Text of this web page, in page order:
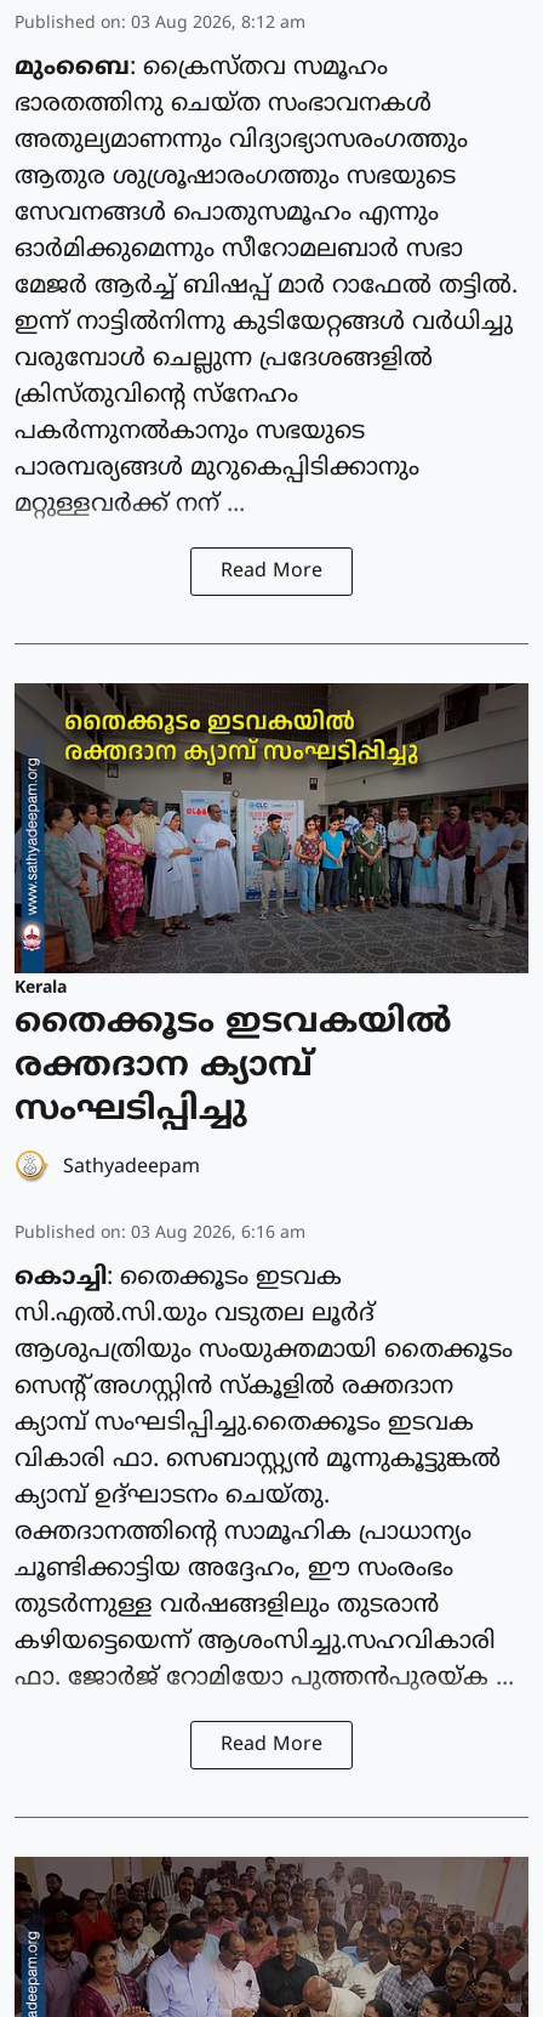
Published on: 03 Aug 2026, 8:12 am
മുംബൈ: ക്രൈസ്‌തവ സമൂഹം
ഭാരതത്തിനു ചെയ്‌ത സംഭാവനകൾ
അതുല്യമാണന്നും വിദ്യാഭ്യാസരംഗത്തും
ആതുര ശുശ്രൂഷാരംഗത്തും സഭയുടെ
സേവനങ്ങൾ പൊതുസമൂഹം എന്നും
ഓർമിക്കുമെന്നും സീറോമലബാർ സഭാ
മേജർ ആർച്ച് ബിഷപ്പ് മാർ റാഫേൽ തട്ടിൽ.
ഇന്ന് നാട്ടിൽനിന്നു കുടിയേറ്റങ്ങൾ വർധിച്ചു
വരുമ്പോൾ ചെല്ലുന്ന പ്രദേശങ്ങളിൽ
ക്രിസ്തു‌വിൻ്റെ സ്നേഹം
പകർന്നുനൽകാനും സഭയുടെ
പാരമ്പര്യങ്ങൾ മുറുകെപ്പിടിക്കാനും
മറ്റുള്ളവർക്ക് നന് ...
Read More
Kerala
തൈക്കൂടം ഇടവകയിൽ
രക്തദാന ക്യാമ്പ്
സംഘടിപ്പിച്ചു
Sathyadeepam
Published on: 03 Aug 2026, 6:16 am
കൊച്ചി: തൈക്കൂടം ഇടവക
സി.എൽ.സി.യും വടുതല ലൂർദ്
ആശുപത്രിയും സംയുക്തമായി തൈക്കൂടം
സെന്റ് അഗസ്റ്റിൻ സ്കൂളിൽ രക്തദാന
ക്യാമ്പ് സംഘടിപ്പിച്ചു.തൈക്കൂടം ഇടവക
വികാരി ഫാ. സെബാസ്റ്റ്യൻ മൂന്നുകൂട്ടുങ്കൽ
ക്യാമ്പ് ഉദ്ഘാടനം ചെയ്തു.
രക്തദാനത്തിന്റെ സാമൂഹിക പ്രാധാന്യം
ചൂണ്ടിക്കാട്ടിയ അദ്ദേഹം, ഈ സംരംഭം
തുടർന്നുള്ള വർഷങ്ങളിലും തുടരാൻ
കഴിയട്ടെയെന്ന് ആശംസിച്ചു.സഹവികാരി
ഫാ. ജോർജ് റോമിയോ പുത്തൻപുരയ്ക ...
Read More